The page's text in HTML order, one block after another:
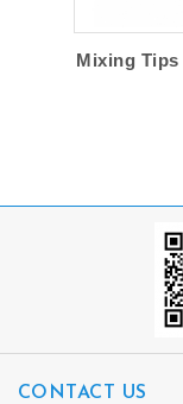
Mixing Tips
CONTACT US